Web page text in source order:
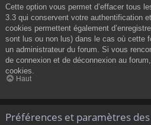
Cette option vous permet d’effacer tous
3.3 qui conservent votre authentification
cookies permettent également
sont lus ou non lus) dans le cas où cette
un administrateur du forum. Si vous
de connexion et de déconnexion au
cookies.
Haut
Préférences et paramètres